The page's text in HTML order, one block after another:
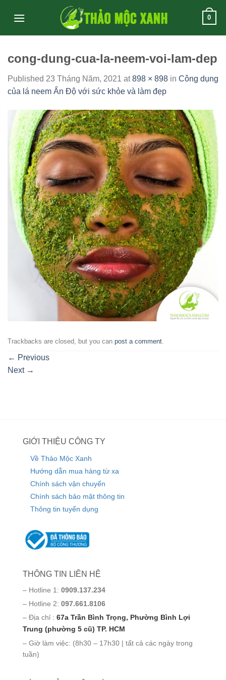
0
cong-dung-cua-la-neem-voi-lam-dep
Published 23 Tháng Năm, 2021 at898 × 898 in Công dụng
của lá neem Ấn Độ với sức khỏe và làm đẹp
Trackbacks are closed, but you can post a comment.
← Previous
Next →
GIỚI THIỆU CÔNG TY
Về Thảo Mộc Xanh
Hướng dẫn mua hàng từ xa
Chính sách vận chuyển
Chính sách bảo mật thông tin
Thông tin tuyển dụng
THÔNG TIN LIÊN HỆ
– Hotline 1: 0909.137.234
– Hotline 2: 097.661.8106
– Địa chỉ : 67a Trần Bình Trọng, Phường Bình Lợi
Trung (phường 5 cũ) TP. HCM
– Giờ làm việc: (8h30 – 17h30 | tất cả các ngày trong
tuần)